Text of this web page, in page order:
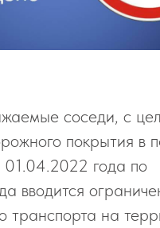
соседи, с
покрытия в
01.04.2022 года по
вводится
транспорта на